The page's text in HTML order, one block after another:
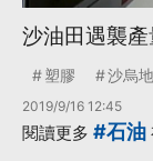
沙油田遇襲
塑膠 沙烏
2019/9/16 12:45
閱讀更多 #石油